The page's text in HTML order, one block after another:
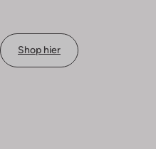
Shop hier